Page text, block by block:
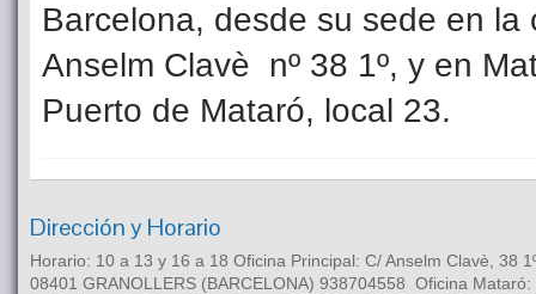
Barcelona, desde su sede en
Anselm Clavè nº 38 1º, y en
Puerto de Mataró, local 23.
Dirección y Horario
Horario: 10 a 13 y 16 a 18 Oficina Principal: C/ Anselm Clavè, 38
08401 GRANOLLERS (BARCELONA) 938704558 Oficina Mataró: